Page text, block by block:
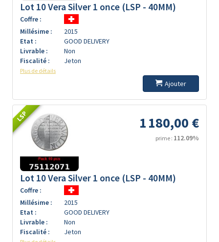
Lot 10 Vera Silver 1 once (LSP - 40MM)
Coffre :
Millésime :
2015
Etat :
GOOD DELIVERY
Livrable :
Non
Fiscalité :
Jeton
Plus de détails
Ajouter
LSP 1 180,00 €
prime : 112.09%
Lot 10 Vera Silver 1 once (LSP - 40MM)
Coffre :
Millésime :
2015
Etat :
GOOD DELIVERY
Livrable :
Non
Fiscalité :
Jeton